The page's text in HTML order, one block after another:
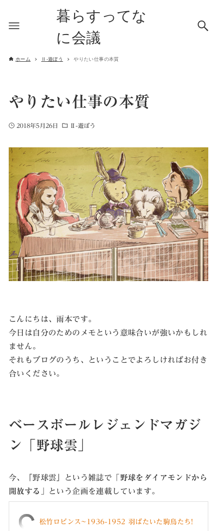
暮らすってな
に会議
ホーム Ⅱ-遊ぼう やりたい仕事の本質
やりたい仕事の本質
2018年5月26日 Ⅱ-遊ぼう
こんにちは、雨本です。
今日は自分のためのメモという意味合いが強いかもしれ
ません。
それもブログのうち、ということでよろしければお付き
合いください。
ベースボールレジェンドマガジ
ン「野球雲」
今、「野球雲」という雑誌で 「野球をダイアモンドから
開放する」
という企画を連載しています。
松竹ロビンス~1936-1952 羽ばたいた駒鳥たち!